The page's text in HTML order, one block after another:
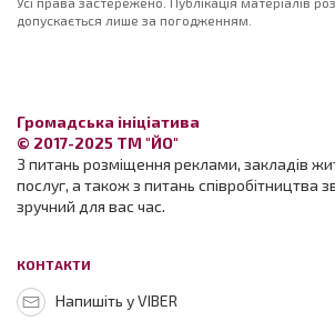
допускається лише за погодженням.
Громадська ініціатива
© 2017-2025 ТМ "ЙО"
З питань розміщення реклами, закладів
послуг, а також з питань співробітництва
зручний для вас час.
КОНТАКТИ
Напишіть у VIBER